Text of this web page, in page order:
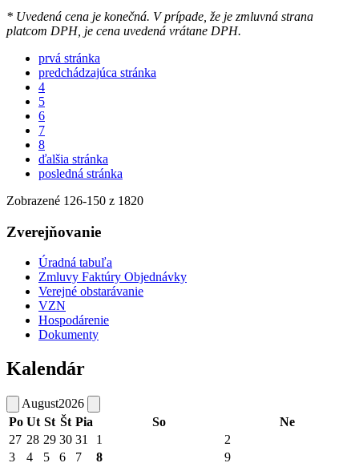
* Uvedená cena je konečná. V prípade, že je zmluvná strana
platcom DPH, je cena uvedená vrátane DPH.
prvá stránka
predchádzajúca stránka
4
5
6
7
8
ďalšia stránka
posledná stránka
Zobrazené 126-150 z 1820
Zverejňovanie
Úradná tabuľa
Zmluvy Faktúry Objednávky
Verejné obstarávanie
VZN
Hospodárenie
Dokumenty
Kalendár
August2026
Po Ut St Št Pia So
Ne
27 28 29 30 31 1
2
3
4 5 6 7 8 9